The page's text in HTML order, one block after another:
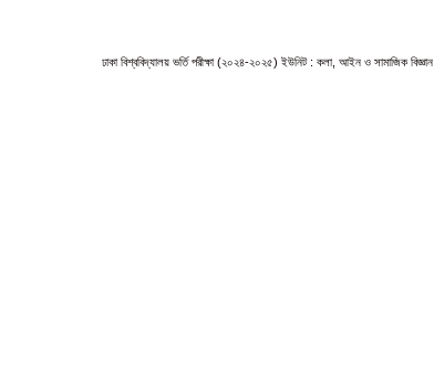
ঢাকা বিশ্ববিদ্যালয় ভর্তি পরীক্ষা (২০২৪-২০২৫) ইউনিট : কলা, আইন ও সামাজিক বিজ্ঞান